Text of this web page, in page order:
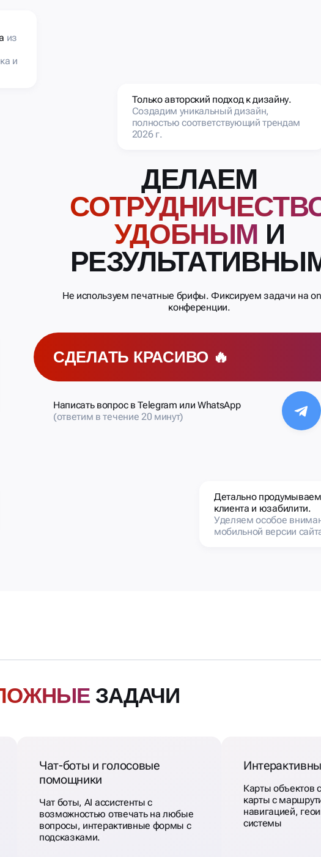
ДЕЛАЕМ
УДОБНЫМ И
Не используем печатные брифы. Фиксируем задачи на
конференции.
из
и
Только авторский подход к дизайну.
Создадим уникальный дизайн,
полностью соответствующий трендам
2026 г.
Детально продумываем
клиента и юзабилити.
Уделяем особое
мобильной версии
СДЕЛАТЬ КРАСИВО 🔥
Написать вопрос в Telegram или WhatsApp
(ответим в течение 20 минут)
ЗАДАЧИ
Чат-боты и голосовые
помощники
Чат боты, AI ассистенты с
возможностью отвечать на любые
вопросы, интерактивные формы с
подсказками.
Карты объектов
карты с
навигацией,
системы